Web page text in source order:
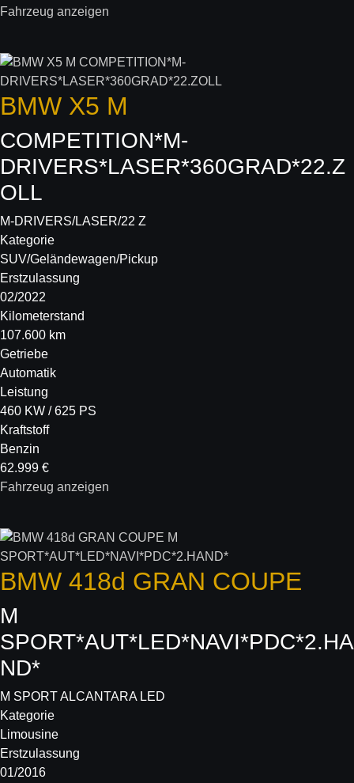
Fahrzeug anzeigen
BMW X5 M
COMPETITION*M-
DRIVERS*LASER*360GRAD*22.Z
OLL
M-DRIVERS/LASER/22 Z
Kategorie
SUV/Geländewagen/Pickup
Erstzulassung
02/2022
Kilometerstand
107.600 km
Getriebe
Automatik
Leistung
460 KW / 625 PS
Kraftstoff
Benzin
62.999 €
Fahrzeug anzeigen
BMW 418d GRAN COUPE
M
SPORT*AUT*LED*NAVI*PDC*2.HA
ND*
M SPORT ALCANTARA LED
Kategorie
Limousine
Erstzulassung
01/2016